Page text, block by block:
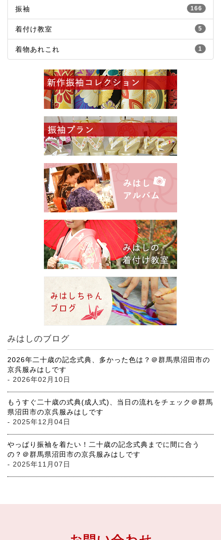
166
振袖
5
着付け教室
1
着物あれこれ
みはしのブログ
2026年二十歳の記念式典、多かった色は？＠群馬県沼田市の
京呉服みはしです
- 2026年02月10日
もうすぐ二十歳の式典(成人式)、当日の流れをチェック＠群馬
県沼田市の京呉服みはしです
- 2025年12月04日
やっぱり振袖を着たい！二十歳の記念式典までに間に合う
の？＠群馬県沼田市の京呉服みはしです
- 2025年11月07日